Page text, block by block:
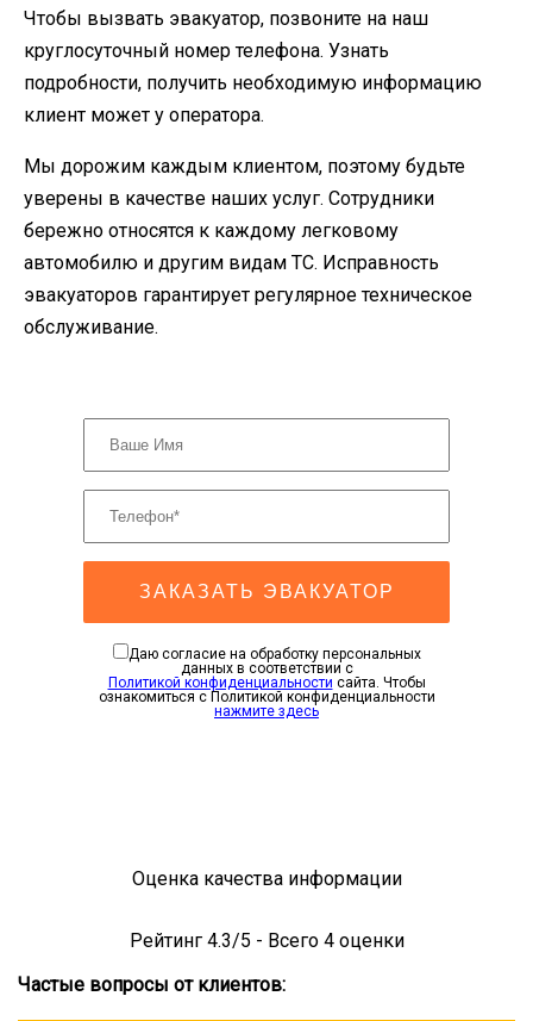
Чтобы вызвать эвакуатор, позвоните на наш
круглосуточный номер телефона. Узнать
подробности, получить необходимую информацию
клиент может у оператора.
Мы дорожим каждым клиентом, поэтому будьте
уверены в качестве наших услуг. Сотрудники
бережно относятся к каждому легковому
автомобилю и другим видам ТС. Исправность
эвакуаторов гарантирует регулярное техническое
обслуживание.
ЗАКАЗАТЬ ЭВАКУАТОР
Даю согласие на обработку персональных
данных в соответствии с
Политикой конфиденциальности сайта. Чтобы
ознакомиться с Политикой конфиденциальности
нажмите здесь
Оценка качества информации
Рейтинг 4.3/5 - Всего 4оценки
Частые вопросы от клиентов: